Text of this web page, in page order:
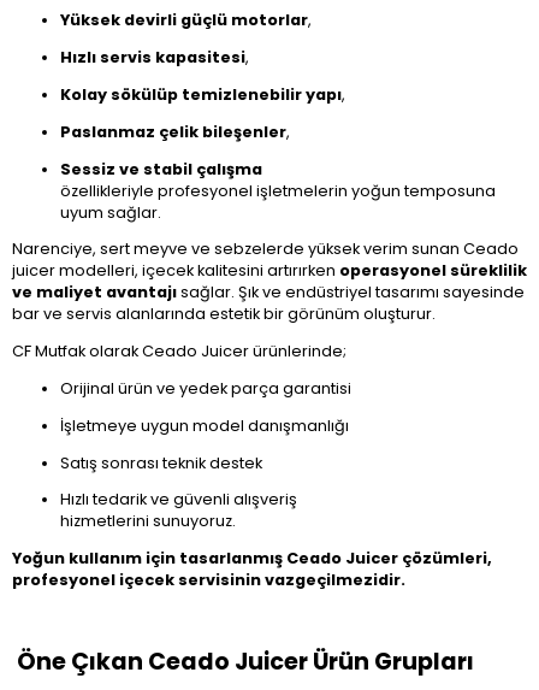
Yüksek devirli güçlü motorlar,
Hızlı servis kapasitesi,
Kolay sökülüp temizlenebilir yapı,
Paslanmaz çelik bileşenler,
Sessiz ve stabil çalışma
özellikleriyle profesyonel işletmelerin yoğun temposuna
uyum sağlar.
Narenciye, sert meyve ve sebzelerde yüksek verim sunan Ceado
juicer modelleri, içecek kalitesini artırırken operasyonel süreklilik
ve maliyet avantajısağlar. Şık ve endüstriyel tasarımı sayesinde
bar ve servis alanlarında estetik bir görünüm oluşturur.
CF Mutfak olarak Ceado Juicer ürünlerinde;
Orijinal ürün ve yedek parça garantisi
İşletmeye uygun model danışmanlığı
Satış sonrası teknik destek
Hızlı tedarik ve güvenli alışveriş
hizmetlerini sunuyoruz.
Yoğun kullanım için tasarlanmış Ceado Juicer çözümleri,
profesyonel içecek servisinin vazgeçilmezidir.
Öne Çıkan Ceado Juicer Ürün Grupları